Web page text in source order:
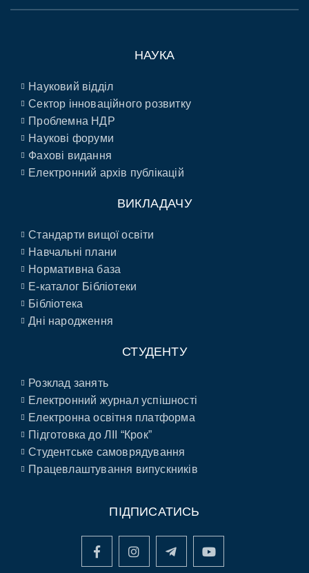
НАУКА
Науковий відділ
Сектор інноваційного розвитку
Проблемна НДР
Наукові форуми
Фахові видання
Електронний архів публікацій
ВИКЛАДАЧУ
Стандарти вищої освіти
Навчальні плани
Нормативна база
E-каталог Бібліотеки
Бібліотека
Дні народження
СТУДЕНТУ
Розклад занять
Електронний журнал успішності
Електронна освітня платформа
Підготовка до ЛІІ “Крок”
Студентське самоврядування
Працевлаштування випускників
ПІДПИСАТИСЬ